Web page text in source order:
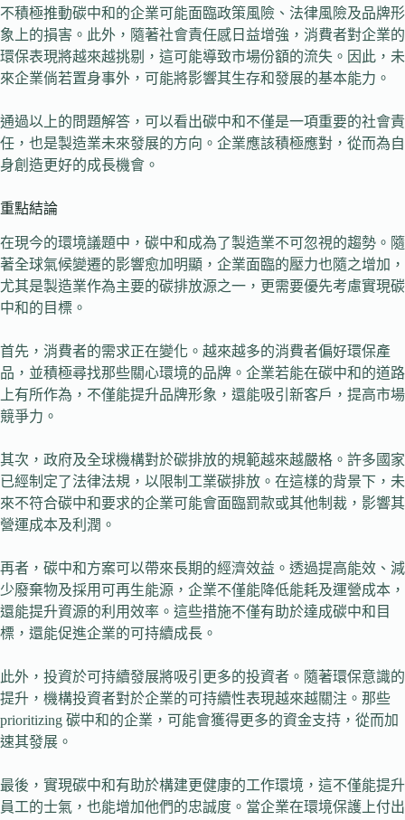
不積極推動碳中和的企業可能面臨政策風險、法律風險及品牌形
象上的損害。此外，隨著社會責任感日益增強，消費者對企業的
環保表現將越來越挑剔，這可能導致市場份額的流失。因此，未
來企業倘若置身事外，可能將影響其生存和發展的基本能力。
通過以上的問題解答，可以看出碳中和不僅是一項重要的社會責
任，也是製造業未來發展的方向。企業應該積極應對，從而為自
身創造更好的成長機會。
重點結論
在現今的環境議題中，碳中和成為了製造業不可忽視的趨勢。隨
著全球氣候變遷的影響愈加明顯，企業面臨的壓力也隨之增加，
尤其是製造業作為主要的碳排放源之一，更需要優先考慮實現碳
中和的目標。
首先，消費者的需求正在變化。越來越多的消費者偏好環保產
品，並積極尋找那些關心環境的品牌。企業若能在碳中和的道路
上有所作為，不僅能提升品牌形象，還能吸引新客戶，提高市場
競爭力。
其次，政府及全球機構對於碳排放的規範越來越嚴格。許多國家
已經制定了法律法規，以限制工業碳排放。在這樣的背景下，未
來不符合碳中和要求的企業可能會面臨罰款或其他制裁，影響其
營運成本及利潤。
再者，碳中和方案可以帶來長期的經濟效益。透過提高能效、減
少廢棄物及採用可再生能源，企業不僅能降低能耗及運營成本，
還能提升資源的利用效率。這些措施不僅有助於達成碳中和目
標，還能促進企業的可持續成長。
此外，投資於可持續發展將吸引更多的投資者。隨著環保意識的
提升，機構投資者對於企業的可持續性表現越來越關注。那些
prioritizing 碳中和的企業，可能會獲得更多的資金支持，從而加
速其發展。
最後，實現碳中和有助於構建更健康的工作環境，這不僅能提升
員工的士氣，也能增加他們的忠誠度。當企業在環境保護上付出